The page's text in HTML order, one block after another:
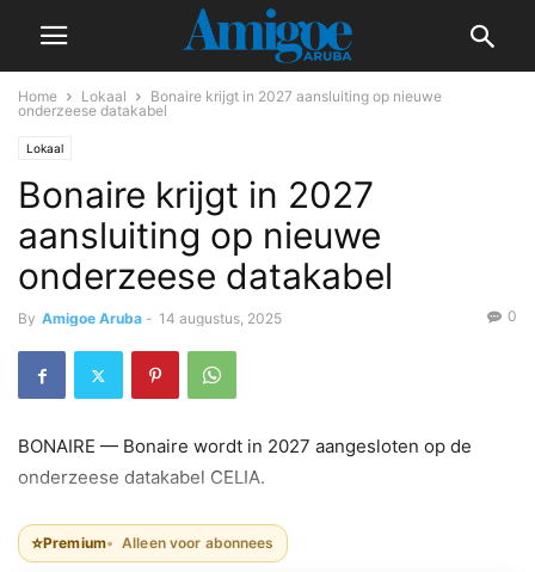
Home Lokaal
Bonaire krijgt in 2027 aansluiting op nieuwe
onderzeese datakabel
Lokaal
Bonaire krijgt in 2027
aansluiting op nieuwe
onderzeese datakabel
By Amigoe Aruba - 14 augustus, 2025 0
BONAIRE — Bonaire wordt in 2027 aangesloten op de
onderzeese datakabel CELIA.
⭐Premium Alleen voor abonnees